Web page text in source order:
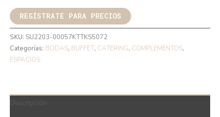
REGÍSTRATE PARA PRECIOS
SKU: SU2203-00057KTTKS5072
Categorías: BODAS, BUFFET, CATERING, COMPLEMENTOS,
ESPACIOS